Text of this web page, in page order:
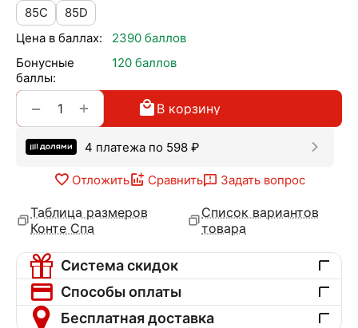
85C
85D
Цена в баллах:
2390 баллов
Бонусные
баллы:
120 баллов
+
− В корзину
4 платежа по 598 ₽
Отложить Сравнить Задать вопрос
Таблица размеров
Конте Спа
Список вариантов
товара
Система скидок
Способы оплаты
Бесплатная доставка